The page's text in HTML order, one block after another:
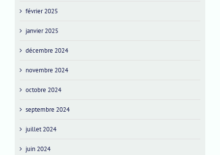
février 2025
janvier 2025
décembre 2024
novembre 2024
octobre 2024
septembre 2024
juillet 2024
juin 2024